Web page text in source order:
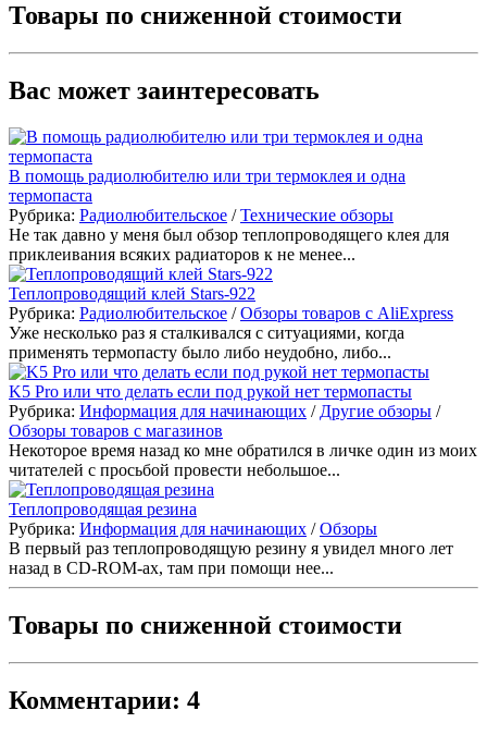
Товары по сниженной стоимости
Вас может заинтересовать
В помощь радиолюбителю или три термоклея и одна
термопаста
Рубрика: Радиолюбительское /Технические обзоры
Не так давно у меня был обзор теплопроводящего клея для
приклеивания всяких радиаторов к не менее...
Теплопроводящий клей Stars-922
Рубрика: Радиолюбительское /Обзоры товаров с AliExpress
Уже несколько раз я сталкивался с ситуациями, когда
применять термопасту было либо неудобно, либо...
K5 Pro или что делать если под рукой нет термопасты
Рубрика: Информация для начинающих / Другие обзоры /
Обзоры товаров с магазинов
Некоторое время назад ко мне обратился в личке один из моих
читателей с просьбой провести небольшое...
Теплопроводящая резина
Рубрика: Информация для начинающих /Обзоры
В первый раз теплопроводящую резину я увидел много лет
назад в CD-ROM-ах, там при помощи нее...
Товары по сниженной стоимости
Комментарии: 4